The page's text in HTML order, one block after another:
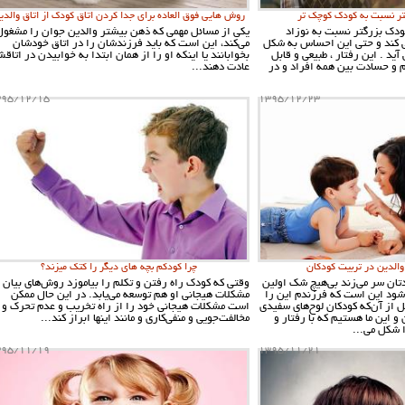
نسبت به کودک کوچک تر
بزرگتر نسبت به نوزاد
و حتی این احساس به شکل
. این رفتار ، طبیعی و قابل
حسادت بین همه افراد و در
روش هایی فوق العاده برای جدا کردن اتاق کودک از اتاق
یکی از مسائل مهمی که ذهن بیشتر والدین جوان را
می‌کند، این است که باید فرزندشان را در اتاق خودشان
بخوابانند یا اینکه او را از همان ابتدا به خوابیدن در
عادت دهند...
سر می‌زند بی‌هیچ شک اولین
این است که فرزندم این را
از آن‌که کودکان لوح‌های سفیدی
این ما هستیم که با رفتار و
شکل می‌...
1395/12/23
چرا کودکم بچه های دیگر را کتک میزند؟
وقتی که کودک راه رفتن و تکلم را بیاموزد روش‌های بیان
مشکلات هیجانی او هم توسعه می‌یابد. در این حال ممکن
است مشکلات هیجانی خود را از راه تخریب و عدم تحرک و
مخالفت‌جویی و منفی‌کاری و مانند اینها ابراز کند...
12/15
1395/11/21
11/19